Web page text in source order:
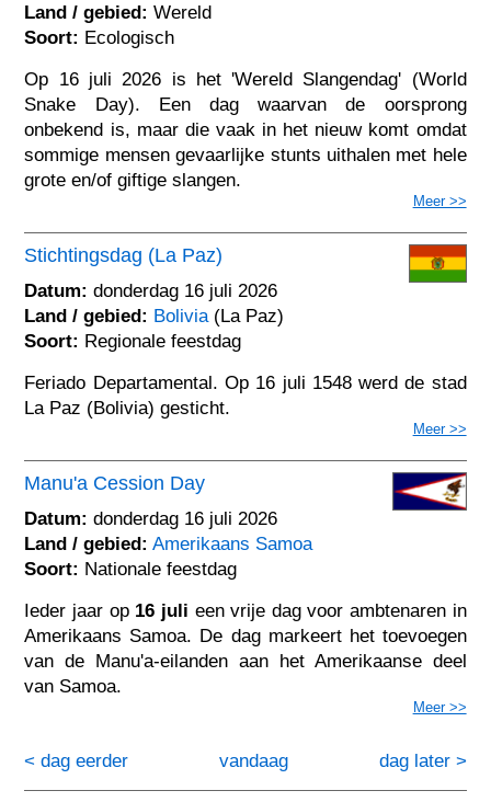
Land / gebied: Wereld
Soort: Ecologisch
Op 16 juli 2026 is het 'Wereld Slangendag' (World
Snake Day). Een dag waarvan de oorsprong
onbekend is, maar die vaak in het nieuw komt omdat
sommige mensen gevaarlijke stunts uithalen met hele
grote en/of giftige slangen.
Meer >>
Stichtingsdag (La Paz)
Datum: donderdag 16 juli 2026
Land / gebied: Bolivia (La Paz)
Soort: Regionale feestdag
Feriado Departamental. Op 16 juli 1548 werd de stad
La Paz (Bolivia) gesticht.
Meer >>
Manu'a Cession Day
Datum: donderdag 16 juli 2026
Land / gebied: Amerikaans Samoa
Soort: Nationale feestdag
Ieder jaar op 16 juli een vrije dag voor ambtenaren in
Amerikaans Samoa. De dag markeert het toevoegen
van de Manu'a-eilanden aan het Amerikaanse deel
van Samoa.
Meer >>
< dag eerder dag later >
vandaag